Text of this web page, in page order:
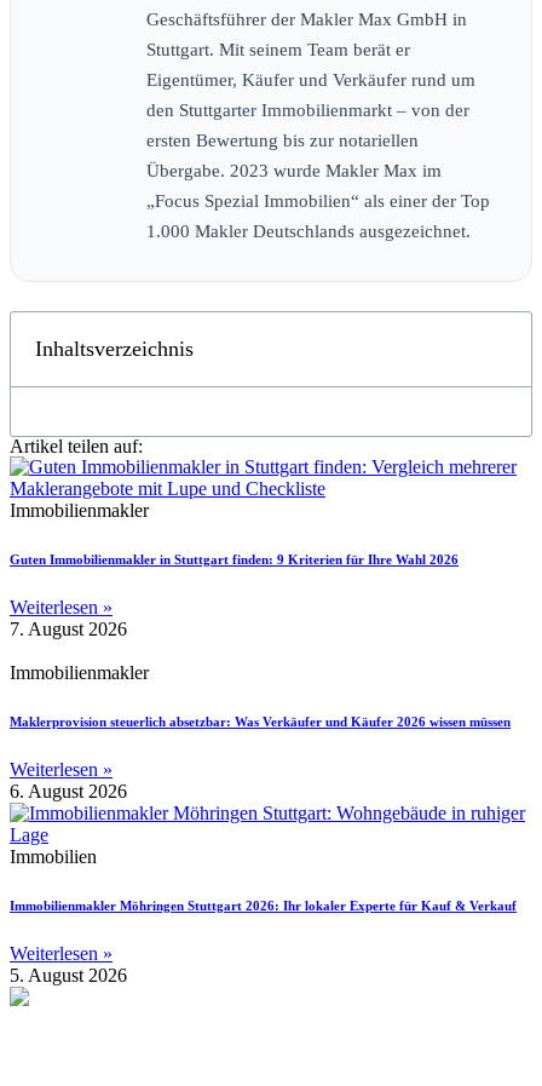
Geschäftsführer der Makler Max GmbH in
Stuttgart. Mit seinem Team berät er
Eigentümer, Käufer und Verkäufer rund um
den Stuttgarter Immobilienmarkt – von der
ersten Bewertung bis zur notariellen
Übergabe. 2023 wurde Makler Max im
„Focus Spezial Immobilien“ als einer der Top
1.000 Makler Deutschlands ausgezeichnet.
Inhaltsverzeichnis
Artikel teilen auf:
Immobilienmakler
Guten Immobilienmakler in Stuttgart finden: 9 Kriterien für Ihre Wahl 2026
Weiterlesen »
7. August 2026
Immobilienmakler
Maklerprovision steuerlich absetzbar: Was Verkäufer und Käufer 2026 wissen müssen
Weiterlesen »
6. August 2026
Immobilien
Immobilienmakler Möhringen Stuttgart 2026: Ihr lokaler Experte für Kauf & Verkauf
Weiterlesen »
5. August 2026